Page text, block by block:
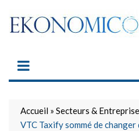
content
Accueil » Secteurs &
VTC Taxify sommé de changer